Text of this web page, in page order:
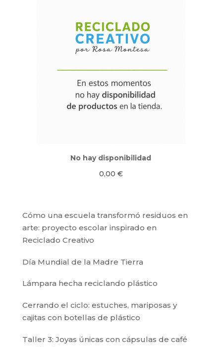
No hay disponibilidad
0,00 €
Cómo una escuela transformó residuos en
arte: proyecto escolar inspirado en
Reciclado Creativo
Día Mundial de la Madre Tierra
Lámpara hecha reciclando plástico
Cerrando el ciclo: estuches, mariposas y
cajitas con botellas de plástico
Taller 3: Joyas únicas con cápsulas de café